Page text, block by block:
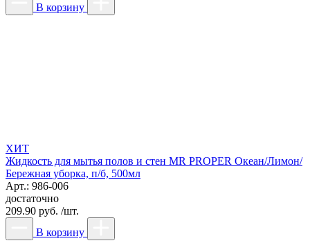
В корзину
ХИТ
Жидкость для мытья полов и стен MR PROPER Океан/Лимон/
Бережная уборка, п/б, 500мл
Арт.: 986-006
достаточно
209.90 руб. /шт.
В корзину